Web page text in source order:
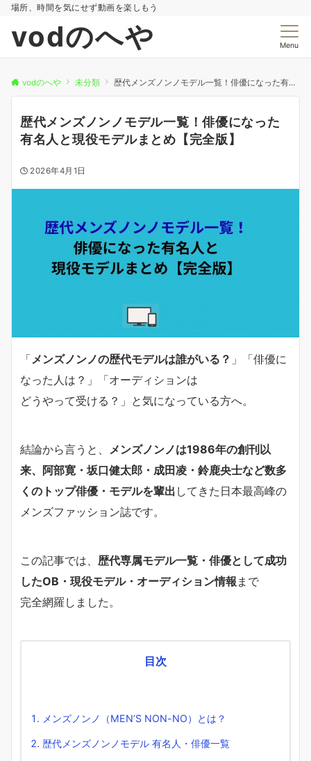
場所、時間を気にせず動画を楽しもう
vodのへや Menu
vodのへや 未分類 歴代メンズノンノモデル一覧！俳優になった有名人と現役モデルまとめ【完全版】
歴代メンズノンノモデル一覧！俳優になった
有名人と現役モデルまとめ【完全版】
2026年4月1日
「 メンズノンノの歴代モデルは誰がいる？ 」「俳優に
なった人は？」「オーディションは
どうやって受ける？」と気になっている方へ。
結論から言うと、
メンズノンノは1986年の創刊以
来、阿部寛・坂口健太郎・成田凌・鈴鹿央士など数多
くのトップ俳優・モデルを輩出 してきた日本最高峰の
メンズファッション誌です。
この記事では、 歴代専属モデル一覧・俳優として成功
したOB・現役モデル・オーディション情報 まで
完全網羅しました。
目次
メンズノンノ（MEN’S NON-NO）とは？
歴代メンズノンノモデル 有名人・俳優一覧